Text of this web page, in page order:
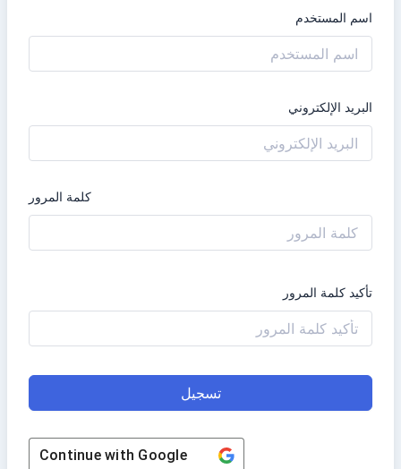
اسم المستخدم
البريد الإلكتروني
كلمة المرور
تأكيد كلمة المرور
تسجيل
Continue with Google